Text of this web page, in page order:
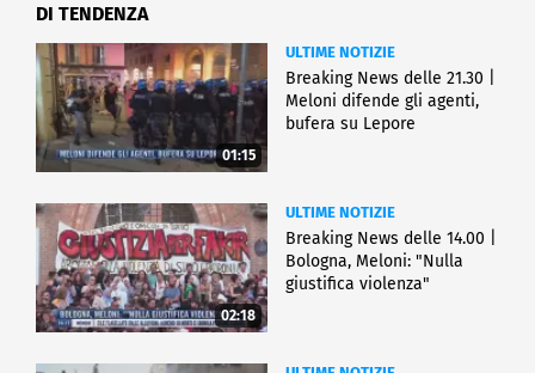
DI TENDENZA
01:15
ULTIME NOTIZIE
Breaking News delle 21.30 |
Meloni difende gli agenti,
bufera su Lepore
02:18
ULTIME NOTIZIE
Breaking News delle 14.00 |
Bologna, Meloni: "Nulla
giustifica violenza"